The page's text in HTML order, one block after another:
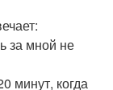
за мной не
минут, когда